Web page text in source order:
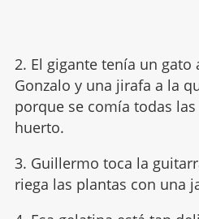
2. El gigante tenía un gato
Gonzalo y una jirafa a la
porque se comía todas
huerto.
3. Guillermo toca la
riega las plantas con una